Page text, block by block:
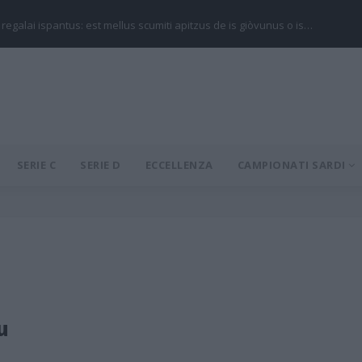
regalai ispantus: est mellus scumiti apitzus de is giòvunus o is…
SERIE C SERIE D ECCELLENZA CAMPIONATI SARDI